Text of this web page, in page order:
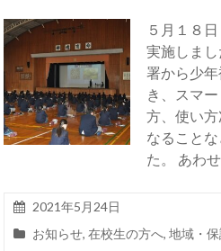
５月１８
実施しま
署から少
き、スマ
方、使い
なることな
た。 あわ
2021年5月24日
お知らせ,在校生の方へ,地域・